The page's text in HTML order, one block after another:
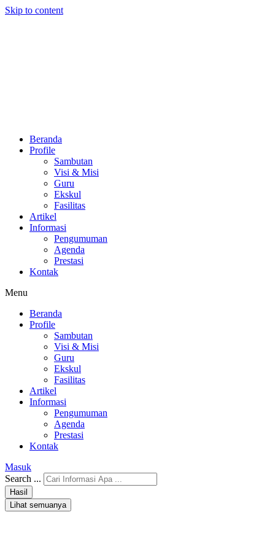
Skip to content
Beranda
Profile
Sambutan
Visi & Misi
Guru
Ekskul
Fasilitas
Artikel
Informasi
Pengumuman
Agenda
Prestasi
Kontak
Menu
Beranda
Profile
Sambutan
Visi & Misi
Guru
Ekskul
Fasilitas
Artikel
Informasi
Pengumuman
Agenda
Prestasi
Kontak
Masuk
Search ...
Hasil
Lihat semuanya